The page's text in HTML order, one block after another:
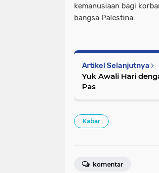
kemanusiaan bagi
bangsa Palestina.
Artikel Selanjutnya
Yuk Awali Hari
Pas
Kabar
komentar